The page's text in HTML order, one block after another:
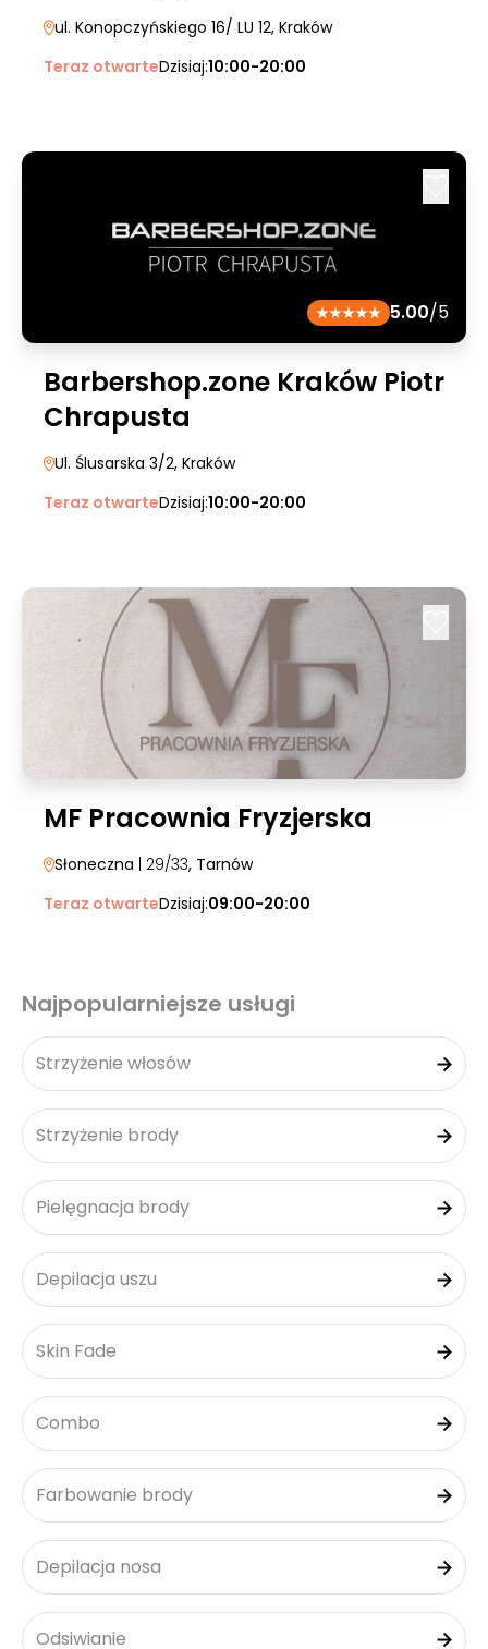
ul. Konopczyńskiego 16/ LU 12, Kraków
Teraz otwarteDzisiaj:10:00-20:00
5.00/5
Barbershop.zone Kraków Piotr
Chrapusta
Ul. Ślusarska 3/2, Kraków
Teraz otwarteDzisiaj:10:00-20:00
MF Pracownia Fryzjerska
Słoneczna | 29/33, Tarnów
Teraz otwarteDzisiaj:09:00-20:00
Najpopularniejsze usługi
Strzyżenie włosów
Strzyżenie brody
Pielęgnacja brody
Depilacja uszu
Skin Fade
Combo
Farbowanie brody
Depilacja nosa
Odsiwianie